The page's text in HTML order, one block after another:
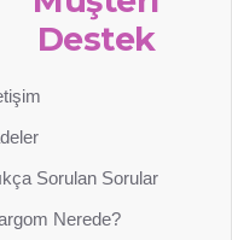
Destek
Sorulan Sorular
Nerede?